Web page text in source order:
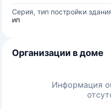
Серия, тип постройки
ип
Организации в доме
Информация